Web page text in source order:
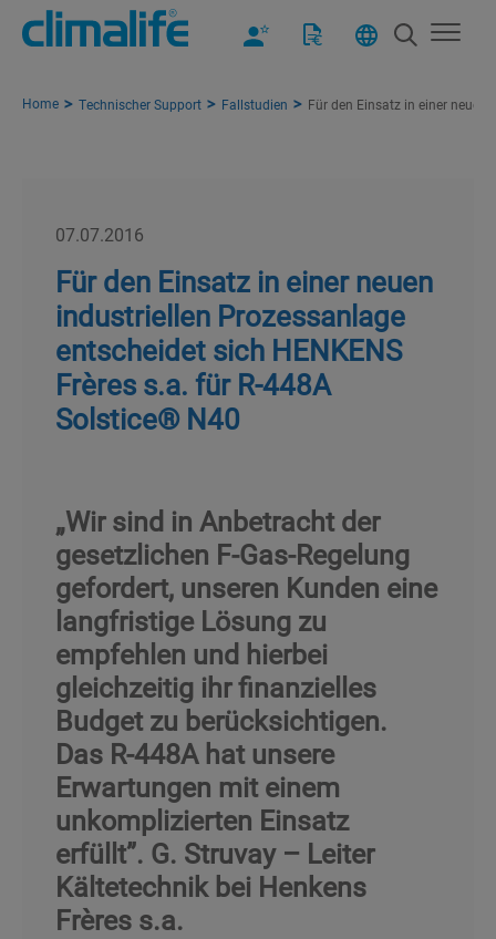
Home Technischer Support Fallstudien Für den Einsatz in einer neuen
07.07.2016
Für den Einsatz in einer neuen
industriellen Prozessanlage
entscheidet sich HENKENS
Frères s.a. für R-448A
Solstice® N40
„Wir sind in Anbetracht der
gesetzlichen F-Gas-Regelung
gefordert, unseren Kunden eine
langfristige Lösung zu
empfehlen und hierbei
gleichzeitig ihr finanzielles
Budget zu berücksichtigen.
Das R-448A hat unsere
Erwartungen mit einem
unkomplizierten Einsatz
erfüllt”. G. Struvay – Leiter
Kältetechnik bei Henkens
Frères s.a.